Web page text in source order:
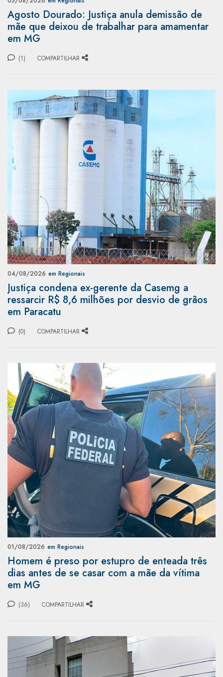
Agosto Dourado: Justiça anula demissão de
mãe que deixou de trabalhar para amamentar
em MG
(1) COMPARTILHAR
04/08/2026 em Regionais
Justiça condena ex-gerente da Casemg a
ressarcir R$ 8,6 milhões por desvio de grãos
em Paracatu
(0) COMPARTILHAR
01/08/2026 em Regionais
Homem é preso por estupro de enteada três
dias antes de se casar com a mãe da vítima
em MG
(36) COMPARTILHAR